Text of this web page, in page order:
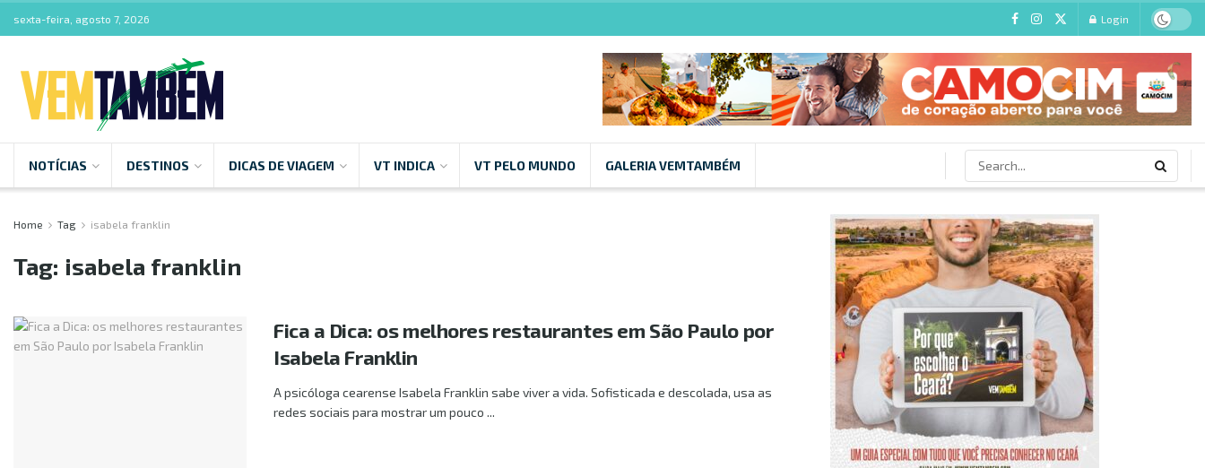
sexta-feira, agosto 7, 2026 Login
NOTÍCIAS DESTINOS DICAS DE VIAGEM VT INDICA VT PELO MUNDO GALERIA VEMTAMBÉM
Home Tag isabela franklin
Tag: isabela franklin
Fica a Dica: os melhores restaurantes em São Paulo por
Isabela Franklin
A psicóloga cearense Isabela Franklin sabe viver a vida. Sofisticada e descolada, usa as
redes sociais para mostrar um pouco ...